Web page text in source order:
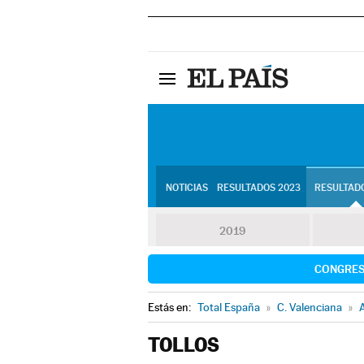
NOTICIAS RESULTADOS 2023
2019
Estás en: Total España » C. Valenciana »
TOLLOS